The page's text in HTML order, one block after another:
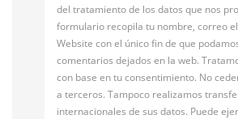
del tratamiento de los datos que nos
formulario recopila tu nombre, correo
Website con el único fin de que
comentarios dejados en la web.
con base en tu consentimiento. No
a terceros. Tampoco realizamos
internacionales de sus datos. Puede